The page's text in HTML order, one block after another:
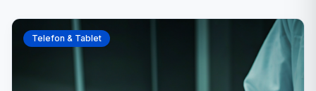
Telefon & Tablet